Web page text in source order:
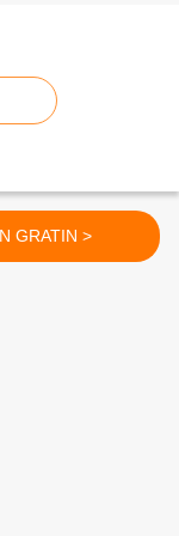
UN GRATIN >